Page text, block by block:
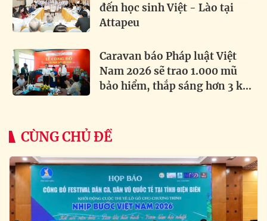
đến học sinh Việt - Lào tại
Attapeu
Caravan báo Pháp luật Việt
Nam 2026 sẽ trao 1.000 mũ
bảo hiểm, thắp sáng hơn 3 km
CÙNG CHỦ ĐỀ